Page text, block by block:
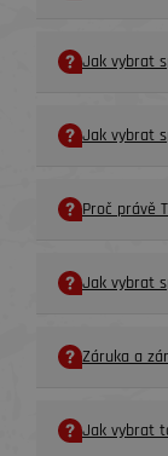
Jak vybrat
Jak vybrat
Proč právě
Jak vybrat
Záruka a
Jak vybrat